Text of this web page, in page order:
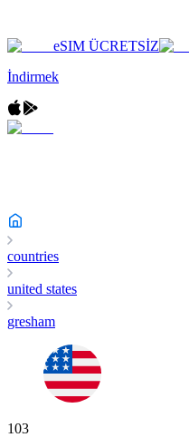
eSIM ÜCRETSİZ
İndirmek
countries
united states
gresham
103